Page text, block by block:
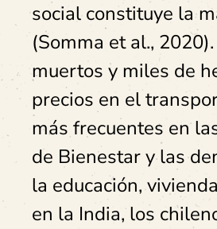
social constituye la
(Somma et al.,
muertos y miles de
precios en el
más frecuentes en
de Bienestar y las
la educación,
en la India, los